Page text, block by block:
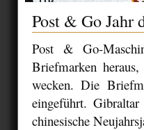
Post & Go Jahr
Post & Go-
Briefmarken
wecken. Die
eingeführt.
chinesische